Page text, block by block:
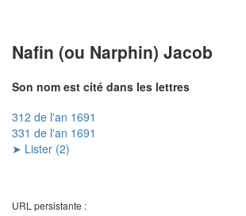
Nafin (ou Narphin) Jacob
Son nom est cité dans les lettres
312 de l'an 1691
331 de l'an 1691
➤ Lister (2)
URL persistante :